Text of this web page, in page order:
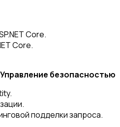
Core.
Core.
безопасностью
подделки запроса.